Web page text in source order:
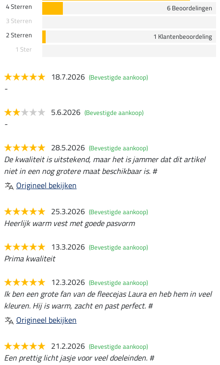
4 Sterren
6 Beoordelingen
3 Sterren
2 Sterren
1 Klantenbeoordeling
1 Ster
18.7.2026 (Bevestigde aankoop)
-
5.6.2026 (Bevestigde aankoop)
-
28.5.2026 (Bevestigde aankoop)
De kwaliteit is uitstekend, maar het is jammer dat dit artikel
niet in een nog grotere maat beschikbaar is. #
Origineel bekijken
25.3.2026 (Bevestigde aankoop)
Heerlijk warm vest met goede pasvorm
13.3.2026 (Bevestigde aankoop)
Prima kwaliteit
12.3.2026 (Bevestigde aankoop)
Ik ben een grote fan van de fleecejas Laura en heb hem in veel
kleuren. Hij is warm, zacht en past perfect. #
Origineel bekijken
21.2.2026 (Bevestigde aankoop)
Een prettig licht jasje voor veel doeleinden. #